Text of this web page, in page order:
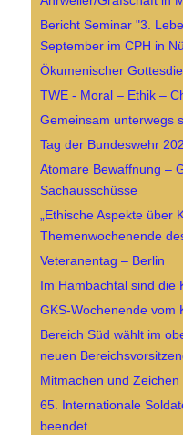
Bericht Seminar "3.
September im CPH in
Ökumenischer
TWE - Moral – Ethik –
Gemeinsam unterwegs
Tag der Bundeswehr
Atomare Bewaffnung –
Sachausschüsse
„Ethische Aspekte über
Themenwochenende
Veteranentag – Berlin
Im Hambachtal sind die
GKS-Wochenende vom
Bereich Süd wählt im
neuen
Mitmachen und
65. Internationale
beendet